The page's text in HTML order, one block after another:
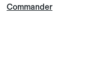
Commander